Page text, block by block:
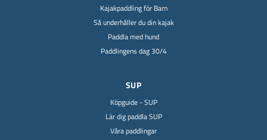
Kajakpaddling för Barn
Så underhåller du din kajak
Paddla med hund
Paddlingens dag 30/4
SUP
Köpguide - SUP
Lär dig paddla SUP
Våra paddlingar